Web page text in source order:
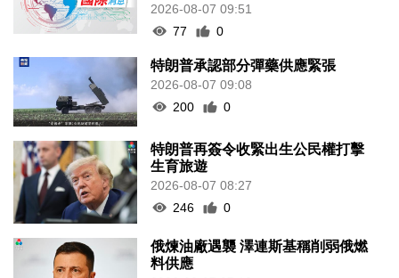
2026-08-07 09:51
77
0
特朗普承認部分彈藥供應緊張
2026-08-07 09:08
200
0
特朗普再簽令收緊出生公民權打擊
生育旅遊
2026-08-07 08:27
246
0
俄煉油廠遇襲 澤連斯基稱削弱俄燃
料供應